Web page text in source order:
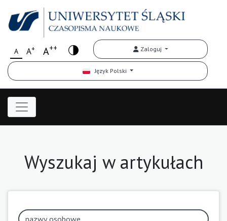
A A+ A++ Zaloguj
Język Polski
Wyszukaj w artykułach